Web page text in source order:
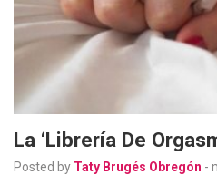
La ‘Librería De
Posted by Taty Brugés Obregón -